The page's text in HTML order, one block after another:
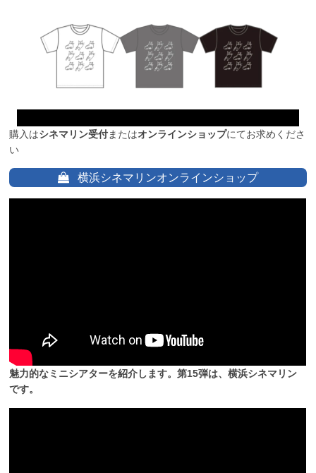
購入はシネマリン受付またはオンラインショップにてお求めくださ
い
横浜シネマリンオンラインショップ
魅力的なミニシアターを紹介します。第15弾は、横浜シネマリン
です。